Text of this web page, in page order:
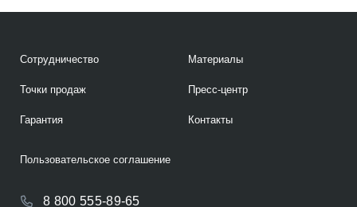
Сотрудничество
Точки продаж
Гарантия
Материалы
Пресс-центр
Контакты
8 800 555-89-65
Пользовательское соглашение